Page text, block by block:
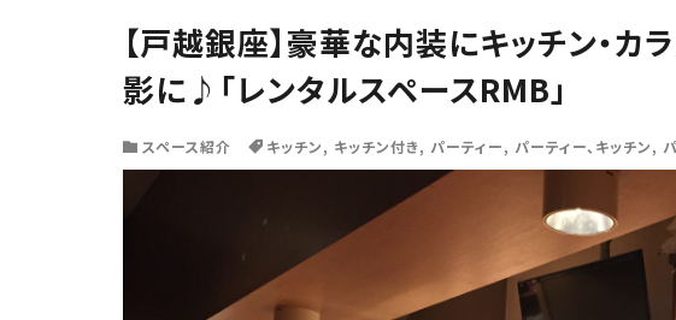
【戸越銀座】豪華な内装にキッチン・カ
影に♪「レンタルスペースRMB」
スペース紹介 キッチン, キッチン付き, パーティー, パーティー、キッチン,